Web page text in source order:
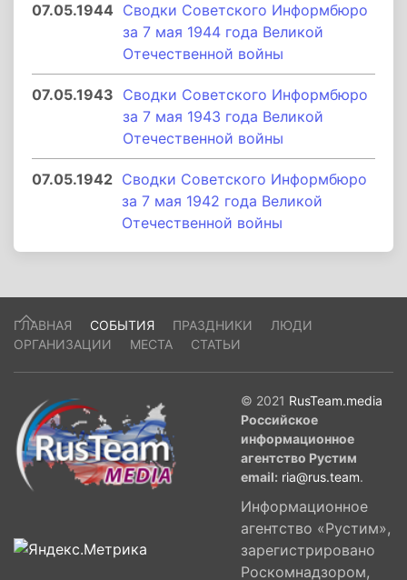
07.05.1944 Сводки Советского Информбюро
за 7 мая 1944 года Великой
Отечественной войны
07.05.1943 Сводки Советского Информбюро
за 7 мая 1943 года Великой
Отечественной войны
07.05.1942 Сводки Советского Информбюро
за 7 мая 1942 года Великой
Отечественной войны
ГЛАВНАЯ СОБЫТИЯ ПРАЗДНИКИ
ЛЮДИ
ОРГАНИЗАЦИИ
МЕСТА СТАТЬИ
© 2021 RusTeam.media
Российское
информационное
агентство Рустим
email: ria@rus.team.
Информационное
агентство «Рустим»,
зарегистрировано
Роскомнадзором,